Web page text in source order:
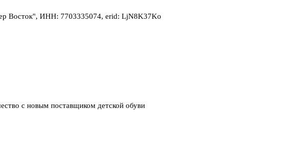
Восток", ИНН: 7703335074, erid: LjN8K37Ko
с новым поставщиком детской обуви